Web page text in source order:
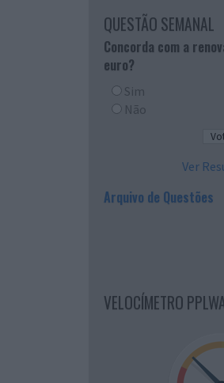
QUESTÃO SEMANAL
Concorda com a
euro?
Sim
Não
Ver
Arquivo de Questões
VELOCÍMETRO